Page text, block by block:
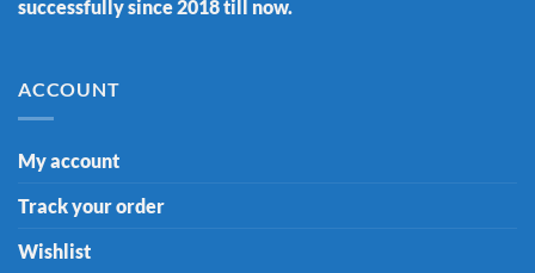
successfully since 2018 till now.
ACCOUNT
My account
Track your order
Wishlist